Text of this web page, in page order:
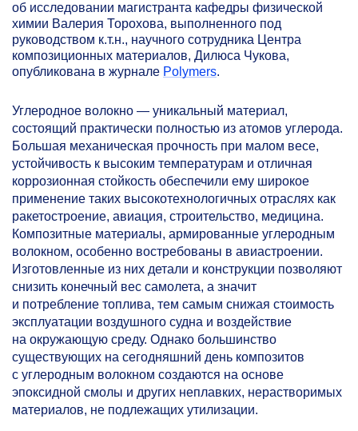
об исследовании магистранта кафедры физической
химии Валерия Торохова, выполненного под
руководством к.т.н., научного сотрудника Центра
композиционных материалов, Дилюса Чукова,
опубликована в журнале Polymers.
Углеродное волокно — уникальный материал,
состоящий практически полностью из атомов углерода.
Большая механическая прочность при малом весе,
устойчивость к высоким температурам и отличная
коррозионная стойкость обеспечили ему широкое
применение таких высокотехнологичных отраслях как
ракетостроение, авиация, строительство, медицина.
Композитные материалы, армированные углеродным
волокном, особенно востребованы в авиастроении.
Изготовленные из них детали и конструкции позволяют
снизить конечный вес самолета, а значит
и потребление топлива, тем самым снижая стоимость
эксплуатации воздушного судна и воздействие
на окружающую среду. Однако большинство
существующих на сегодняшний день композитов
с углеродным волокном создаются на основе
эпоксидной смолы и других неплавких, нерастворимых
материалов, не подлежащих утилизации.